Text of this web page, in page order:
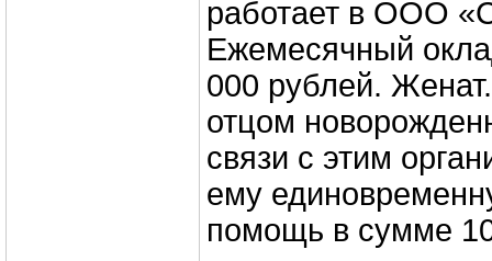
работает в ООО
Ежемесячный
000 рублей.
отцом
связи с этим
ему
помощь в сумме